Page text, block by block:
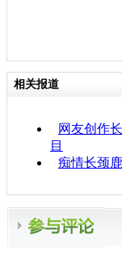
相关报道
网友创作
目
痴情长颈